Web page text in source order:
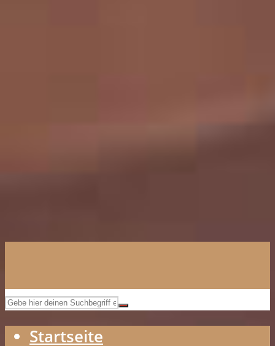
Startseite